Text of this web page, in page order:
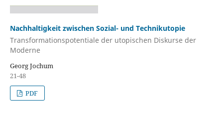
Nachhaltigkeit zwischen Sozial- und Technikutopie
Transformationspotentiale der utopischen Diskurse der
Moderne
Georg Jochum
21-48
PDF